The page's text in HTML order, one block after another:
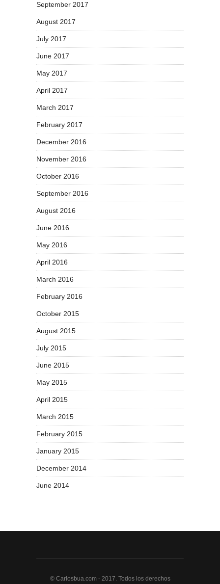
September 2017
August 2017
July 2017
June 2017
May 2017
April 2017
March 2017
February 2017
December 2016
November 2016
October 2016
September 2016
August 2016
June 2016
May 2016
April 2016
March 2016
February 2016
October 2015
August 2015
July 2015
June 2015
May 2015
April 2015
March 2015
February 2015
January 2015
December 2014
June 2014
© Carlosbua.com - 2017. Todos los derechos